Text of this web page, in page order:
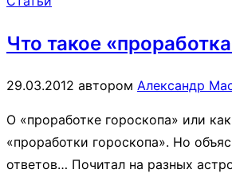
Что такое
29.03.2012 автором Александр
О «проработке гороскопа» или
«проработки гороскопа». Но
ответов… Почитал на разных